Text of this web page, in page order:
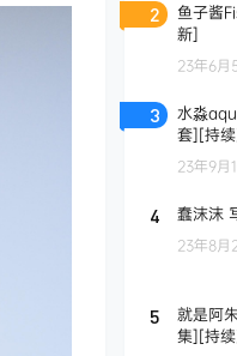
2
鱼子酱
新]
23年6月
3
水淼
套][持
23年9月
4 蠢沫沫
23年8月
5
就是阿
集][持